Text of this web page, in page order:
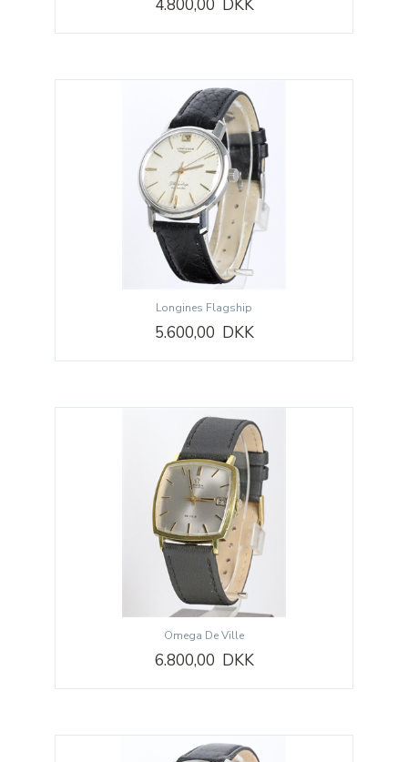
4.800,00 DKK
Longines Flagship
5.600,00 DKK
Omega De Ville
6.800,00 DKK